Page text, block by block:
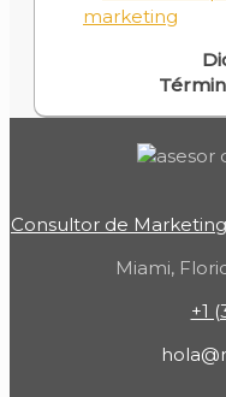
Consultor de
Miami,
+1